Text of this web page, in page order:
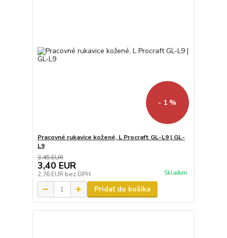
- 1 %
Pracovné rukavice kožené, L Procraft GL-L9 | GL-
L9
3,45 EUR
3,40 EUR
2,76 EUR bez DPH Skladom
Pridať do košíka